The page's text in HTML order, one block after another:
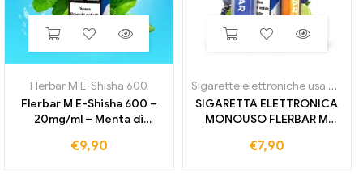
Flerbar M E-Shisha 600
Flerbar M E-Shisha 600 –
20mg/ml – Menta di
€9,90
Sigarette elettroniche usa e getta
SIGARETTA ELETTRONICA
MONOUSO FLERBAR M
€7,90